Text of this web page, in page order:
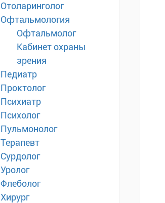
Отоларинголог
Офтальмология
Офтальмолог
Кабинет охраны
зрения
Педиатр
Проктолог
Психиатр
Психолог
Пульмонолог
Терапевт
Сурдолог
Уролог
Флеболог
Хирург